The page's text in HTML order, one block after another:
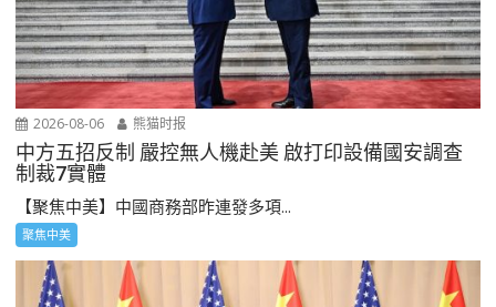
2026-08-06 熊猫时报
中方五招反制 嚴控無人機赴美 啟打印設備國安調查
制裁7實體
【聚焦中美】中國商務部昨連發多項...
聚焦中美